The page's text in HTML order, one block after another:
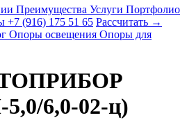
Преимущества Услуги Портфолио
+7 (916) 175 51 65 Рассчитать →
Опоры освещения Опоры для
6,0-02-ц)